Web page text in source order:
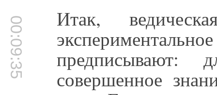
00:09:35 Итак,
предписывают:
совершенное